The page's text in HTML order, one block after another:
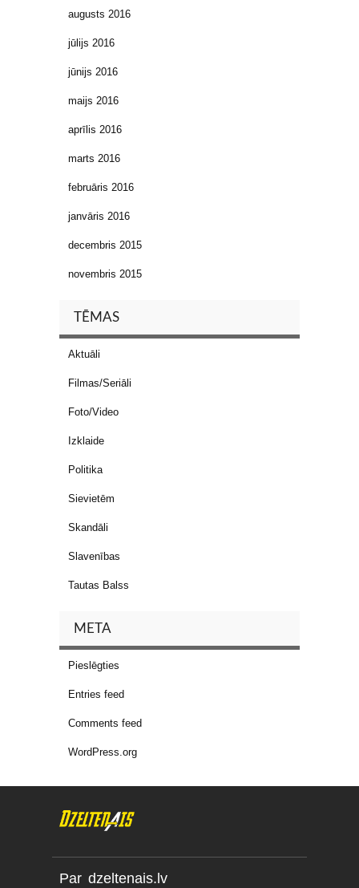
augusts 2016
jūlijs 2016
jūnijs 2016
maijs 2016
aprīlis 2016
marts 2016
februāris 2016
janvāris 2016
decembris 2015
novembris 2015
TĒMAS
Aktuāli
Filmas/Seriāli
Foto/Video
Izklaide
Politika
Sievietēm
Skandāli
Slavenības
Tautas Balss
META
Pieslēgties
Entries feed
Comments feed
WordPress.org
Par dzeltenais.lv